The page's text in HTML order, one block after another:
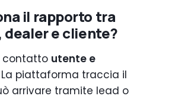
il rapporto tra
e cliente?
contatto utente e
La piattaforma traccia il
arrivare tramite lead o